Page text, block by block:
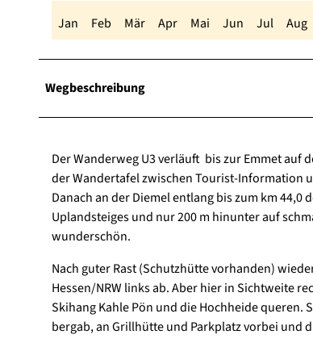
Jan Feb Mär Apr Mai Jun Jul Aug
Wegbeschreibung
Der Wanderweg U3 verläuft bis zur Emmet auf
der Wandertafel zwischen Tourist-Information
Danach an der Diemel entlang bis zum km
Uplandsteiges und nur 200 m hinunter auf
wunderschön.
Nach guter Rast (Schutzhütte vorhanden)
Hessen/NRW links ab. Aber hier in Sichtweite
Skihang Kahle Pön und die Hochheide
bergab, an Grillhütte und Parkplatz vorbei und